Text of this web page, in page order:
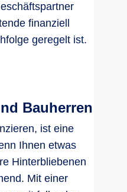
finanziell
geregelt ist.
Bauherren
ist eine
Ihnen etwas
Hinterbliebenen
Mit einer